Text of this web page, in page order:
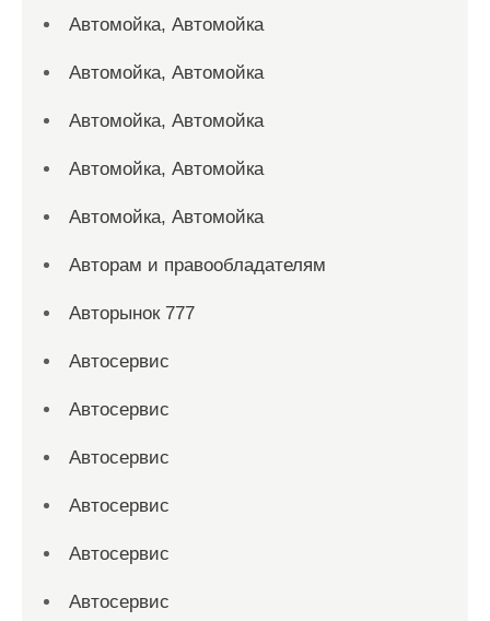
Автомойка, Автомойка
Автомойка, Автомойка
Автомойка, Автомойка
Автомойка, Автомойка
Автомойка, Автомойка
Авторам и правообладателям
Авторынок 777
Автосервис
Автосервис
Автосервис
Автосервис
Автосервис
Автосервис